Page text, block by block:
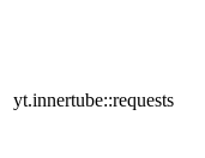
yt.innertube::requests